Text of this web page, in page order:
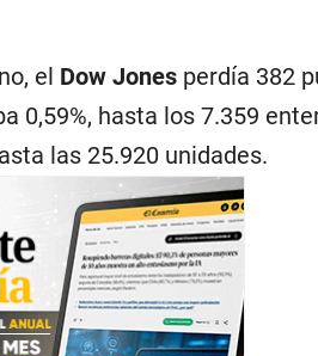
el Dow Jonesperdía 382
0,59%, hasta los 7.359
las 25.920 unidades.